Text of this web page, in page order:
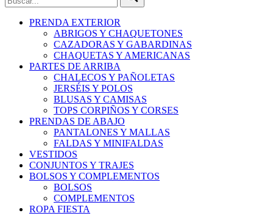
PRENDA EXTERIOR
ABRIGOS Y CHAQUETONES
CAZADORAS Y GABARDINAS
CHAQUETAS Y AMERICANAS
PARTES DE ARRIBA
CHALECOS Y PAÑOLETAS
JERSÉIS Y POLOS
BLUSAS Y CAMISAS
TOPS CORPIÑOS Y CORSES
PRENDAS DE ABAJO
PANTALONES Y MALLAS
FALDAS Y MINIFALDAS
VESTIDOS
CONJUNTOS Y TRAJES
BOLSOS Y COMPLEMENTOS
BOLSOS
COMPLEMENTOS
ROPA FIESTA